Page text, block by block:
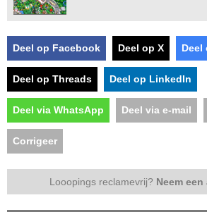
Deel op Facebook Deel op X Deel
Deel op Threads Deel op LinkedIn
Deel via WhatsApp Deel via e-mail
Corrigeer
Looopings reclamevrij? Neem